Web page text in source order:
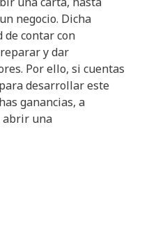
negocio. Dicha
de contar con
y dar
Por ello, si cuentas
desarrollar este
ganancias, a
abrir una